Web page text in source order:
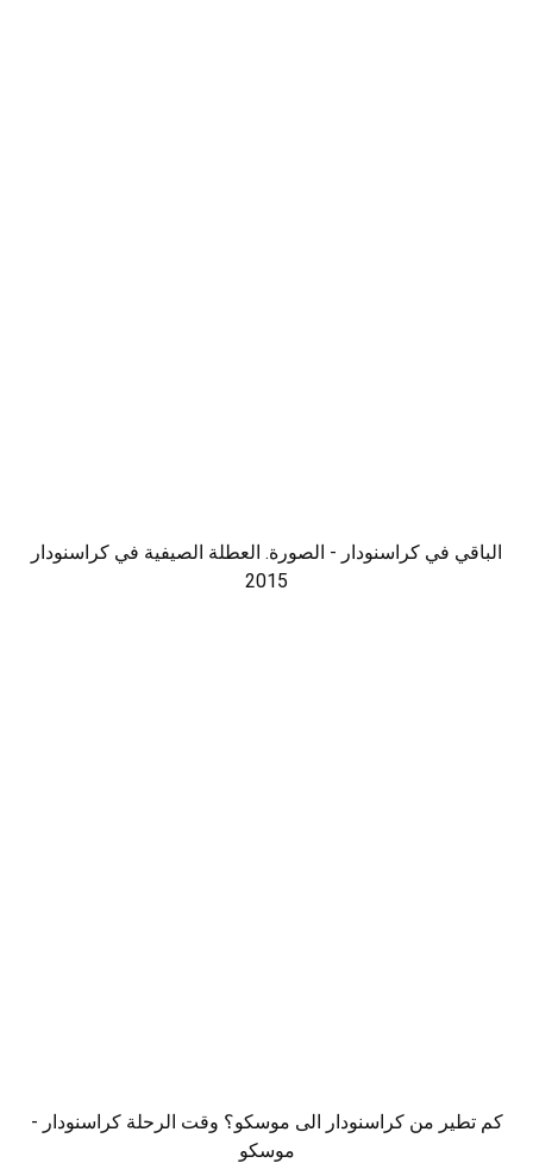
الباقي في كراسنودار - الصورة. العطلة الصيفية في كراسنودار
2015
كم تطير من كراسنودار الى موسكو؟ وقت الرحلة كراسنودار -
موسكو